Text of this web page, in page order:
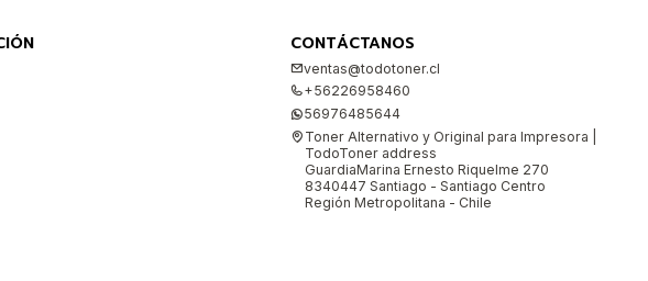
CONTÁCTANOS
ventas@todotoner.cl
+56226958460
56976485644
Toner Alternativo y Original para Impresora |
TodoToner address
GuardiaMarina Ernesto Riquelme 270
8340447 Santiago - Santiago Centro
Región Metropolitana - Chile